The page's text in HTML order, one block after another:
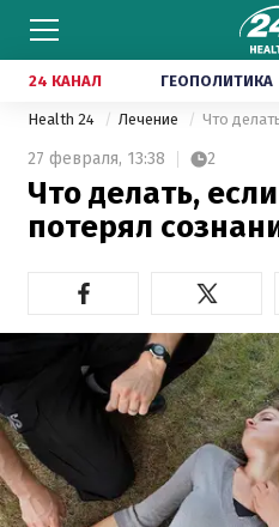
24 КАНАЛ ГЕОПОЛИТИКА
Health 24 Лечение
27 февраля, 13:38 2
Что делать,
потерял